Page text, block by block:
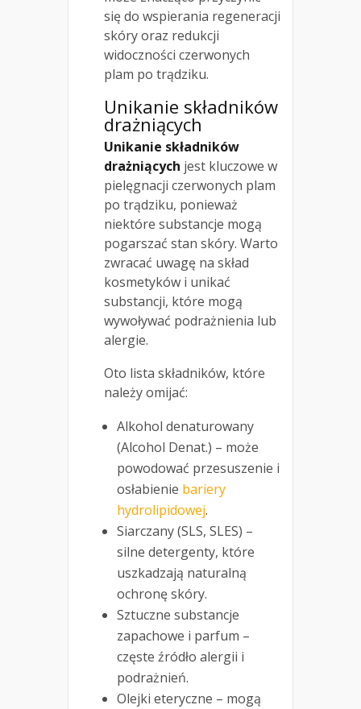
się do wspierania regeneracji
skóry oraz redukcji
widoczności czerwonych
plam po trądziku.
Unikanie składników
drażniących
Unikanie składników
drażniących jest kluczowe w
pielęgnacji czerwonych plam
po trądziku, ponieważ
niektóre substancje mogą
pogarszać stan skóry. Warto
zwracać uwagę na skład
kosmetyków i unikać
substancji, które mogą
wywoływać podrażnienia lub
alergie.
Oto lista składników, które
należy omijać:
Alkohol denaturowany
(Alcohol Denat.) – może
powodować przesuszenie i
osłabienie bariery
hydrolipidowej.
Siarczany (SLS, SLES) –
silne detergenty, które
uszkadzają naturalną
ochronę skóry.
Sztuczne substancje
zapachowe i parfum –
częste źródło alergii i
podrażnień.
Olejki eteryczne – mogą